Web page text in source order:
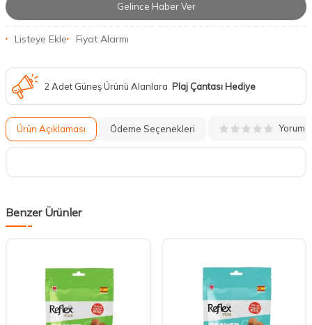
Gelince Haber Ver
Listeye Ekle Fiyat Alarmı
2 Adet Güneş Ürünü Alanlara Plaj Çantası Hediye
Ürün Açıklaması Ödeme Seçenekleri Yorum
Benzer Ürünler